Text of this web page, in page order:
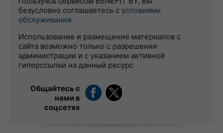
безусловно соглашаетесь с условиями
обслуживания.
Использование и размещение материалов с
сайта возможно только с разрешения
администрации и с указанием активной
гиперссылки на данный ресурс
Общайтесь с
нами в
соцсетях